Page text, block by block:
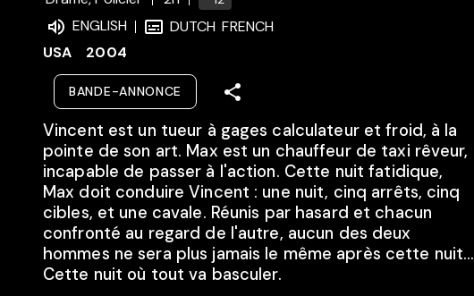
ENGLISH DUTCH FRENCH
USA
2004
BANDE-ANNONCE
Vincent est un tueur à gages calculateur et froid, à la
pointe de son art. Max est un chauffeur de taxi rêveur,
incapable de passer à l'action. Cette nuit fatidique,
Max doit conduire Vincent : une nuit, cinq arrêts, cinq
cibles, et une cavale. Réunis par hasard et chacun
confronté au regard de l'autre, aucun des deux
hommes ne sera plus jamais le même après cette nuit…
Cette nuit où tout va basculer.